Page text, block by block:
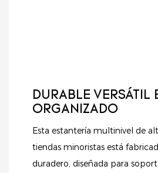
DURABLE VERSÁTIL
ORGANIZADO
Esta estantería multinivel de
tiendas minoristas está
duradero, diseñada para